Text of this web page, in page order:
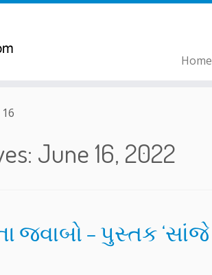
Home
16
June 16, 2022
જવાબો – પુસ્તક ‘સાંજે